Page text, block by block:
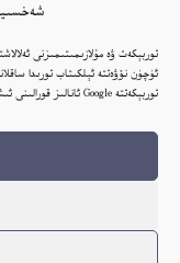
توربېكەت ۋە مۇلازىمىتىمىزنى
توربېكەتتە Google ئانالىز قورالىنى ئىشلىتىشىمىزگە قوشۇلغانلىقىڭىزنى بىلدۈرىدۇ. تەپسىلاتى:
كۆپ سورالغان
© 2017-2026 تور بېكەتنىڭ بارلىق ھوقۇقى ئېلكىتاب تورى غا مەنسۇپ.
ھەر